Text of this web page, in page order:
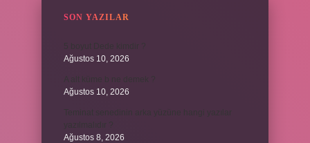
SON YAZILAR
Ağustos 10, 2026
Ağustos 10, 2026
Ağustos 8, 2026